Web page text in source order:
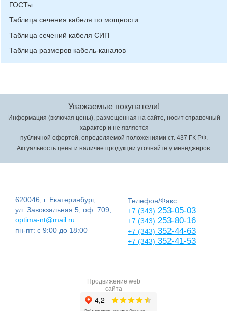
ГОСТы
Таблица сечения кабеля по мощности
Таблица сечений кабеля СИП
Таблица размеров кабель-каналов
Уважаемые покупатели!
Информация (включая цены), размещенная на сайте, носит справочный
характер и не является
публичной офертой, определяемой положениями ст. 437 ГК РФ.
Актуальность цены и наличие продукции уточняйте у менеджеров.
620046, г. Екатеринбург,
ул. Завокзальная 5, оф. 709,
optima-nt@mail.ru
пн-пт: с 9:00 до 18:00
Телефон/Факс
+7 (343) 253-05-03
+7 (343) 253-80-16
+7 (343) 352-44-63
+7 (343) 352-41-53
Продвижение web
сайта